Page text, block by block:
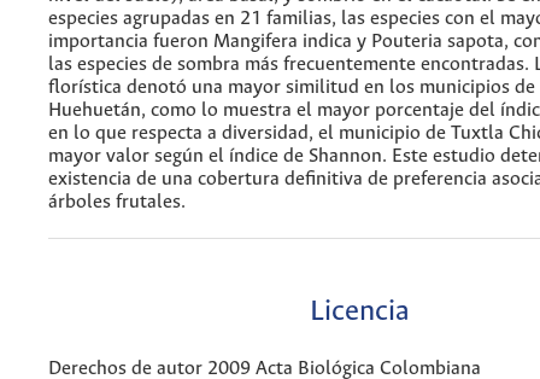
especies agrupadas en 21 familias, las especies con el
importancia fueron Mangifera indica y Pouteria sapota,
las especies de sombra más frecuentemente encontradas.
florística denotó una mayor similitud en los municipios de
Huehuetán, como lo muestra el mayor porcentaje del
en lo que respecta a diversidad, el municipio de Tuxtla
mayor valor según el índice de Shannon. Este estudio
existencia de una cobertura definitiva de preferencia
árboles frutales.
Licencia
Derechos de autor 2009 Acta Biológica Colombiana